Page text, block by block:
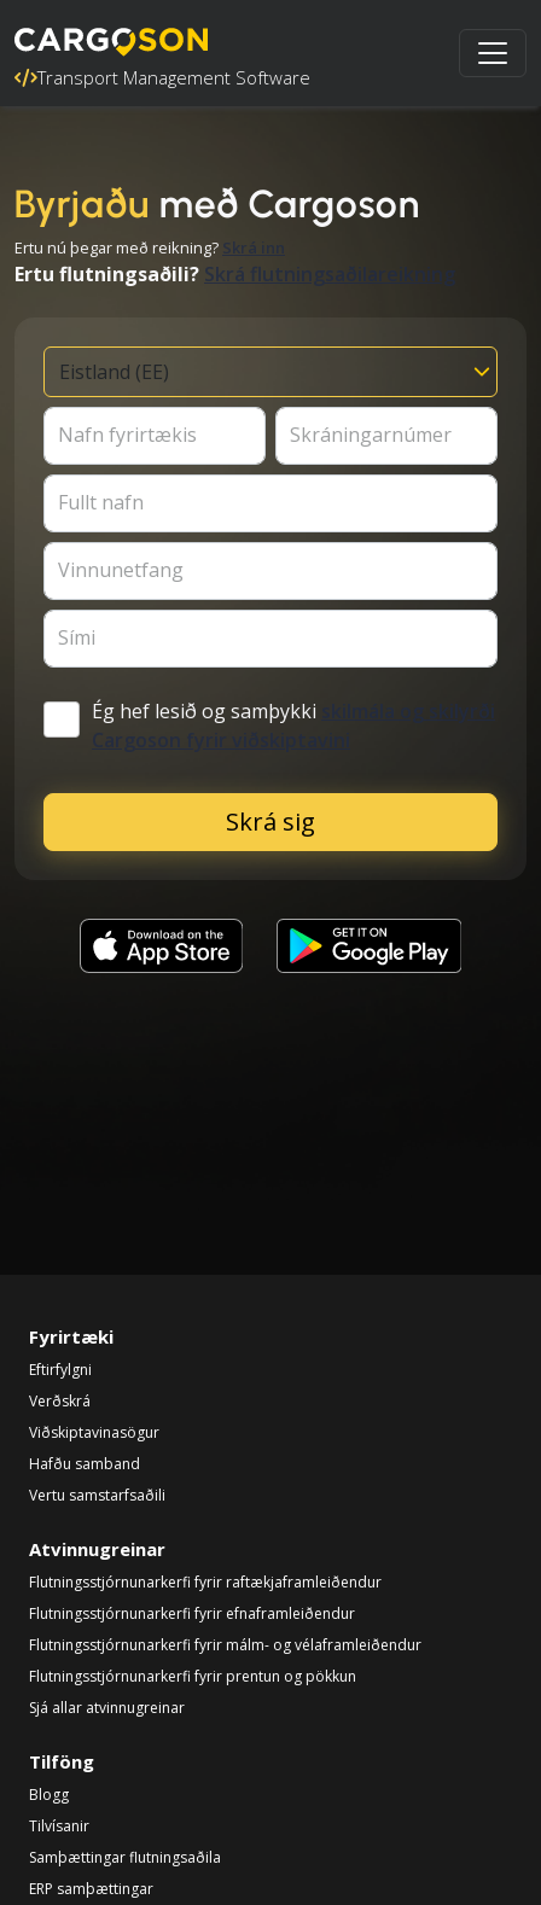
Transport Management Software
Byrjaðu með Cargoson
Ertu nú þegar með reikning? Skrá inn
Ertu flutningsaðili? Skrá flutningsaðilareikning
Nafn fyrirtækis Skráningarnúmer
Fullt nafn
Vinnunetfang
Sími
Ég hef lesið og samþykki
skilmála og skilyrði
Skrá sig
Fyrirtæki
Eftirfylgni
Verðskrá
Viðskiptavinasögur
Hafðu samband
Vertu samstarfsaðili
Atvinnugreinar
Flutningsstjórnunarkerfi fyrir raftækjaframleiðendur
Flutningsstjórnunarkerfi fyrir efnaframleiðendur
Flutningsstjórnunarkerfi fyrir málm- og vélaframleiðendur
Flutningsstjórnunarkerfi fyrir prentun og pökkun
Sjá allar atvinnugreinar
Tilföng
Blogg
Tilvísanir
Samþættingar flutningsaðila
ERP samþættingar